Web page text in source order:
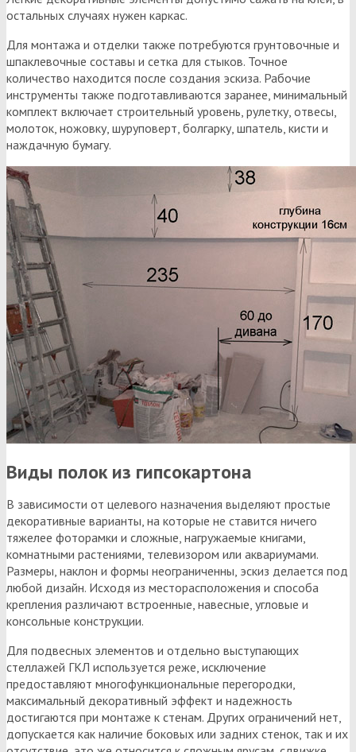
остальных случаях нужен каркас.
Для монтажа и отделки также потребуются грунтовочные и
шпаклевочные составы и сетка для стыков. Точное
количество находится после создания эскиза. Рабочие
инструменты также подготавливаются заранее, минимальный
комплект включает строительный уровень, рулетку, отвесы,
молоток, ножовку, шуруповерт, болгарку, шпатель, кисти и
наждачную бумагу.
Виды полок из гипсокартона
В зависимости от целевого назначения выделяют простые
декоративные варианты, на которые не ставится ничего
тяжелее фоторамки и сложные, нагружаемые книгами,
комнатными растениями, телевизором или аквариумами.
Размеры, наклон и формы неограниченны, эскиз делается под
любой дизайн. Исходя из месторасположения и способа
крепления различают встроенные, навесные, угловые и
консольные конструкции.
Для подвесных элементов и отдельно выступающих
стеллажей ГКЛ используется реже, исключение
предоставляют многофункциональные перегородки,
максимальный декоративный эффект и надежность
достигаются при монтаже к стенам. Других ограничений нет,
допускается как наличие боковых или задних стенок, так и их